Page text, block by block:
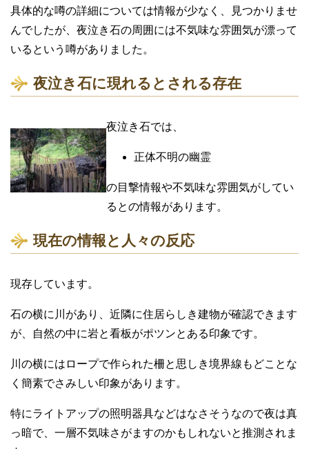
具体的な噂の詳細については情報が少なく、見つかりませ
んでしたが、夜泣き石の周囲には不気味な雰囲気が漂って
いるという噂がありました。
夜泣き石に現れるとされる存在
夜泣き石では、
正体不明の幽霊
の目撃情報や不気味な雰囲気がしてい
るとの情報があります。
現在の情報と人々の反応
現存しています。
石の横に川があり、近隣に住居らしき建物が確認できます
が、自然の中に岩と看板がポツンとある印象です。
川の横にはロープで作られた柵と思しき境界線もどことな
く簡素でさみしい印象があります。
特にライトアップの照明器具などはなさそうなので夜は真
っ暗で、一層不気味さがますのかもしれないと推測されま